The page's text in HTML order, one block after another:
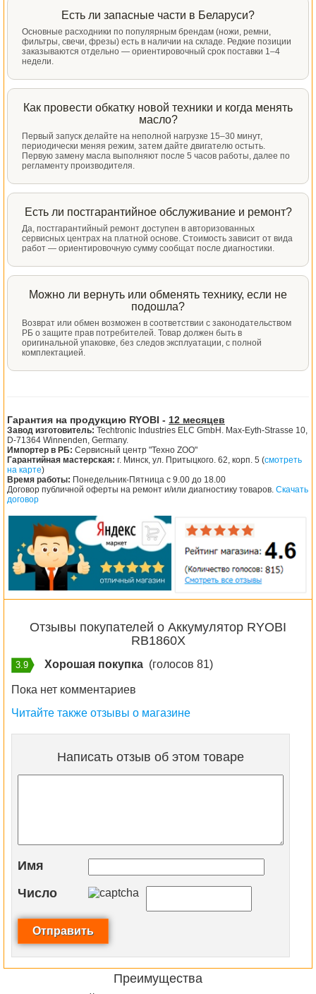
Есть ли запасные части в Беларуси?
Основные расходники по популярным брендам (ножи, ремни,
фильтры, свечи, фрезы) есть в наличии на складе. Редкие позиции
заказываются отдельно — ориентировочный срок поставки 1–4
недели.
Как провести обкатку новой техники и когда менять
масло?
Первый запуск делайте на неполной нагрузке 15–30 минут,
периодически меняя режим, затем дайте двигателю остыть.
Первую замену масла выполняют после 5 часов работы, далее по
регламенту производителя.
Есть ли постгарантийное обслуживание и ремонт?
Да, постгарантийный ремонт доступен в авторизованных
сервисных центрах на платной основе. Стоимость зависит от вида
работ — ориентировочную сумму сообщат после диагностики.
Можно ли вернуть или обменять технику, если не
подошла?
Возврат или обмен возможен в соответствии с законодательством
РБ о защите прав потребителей. Товар должен быть в
оригинальной упаковке, без следов эксплуатации, с полной
комплектацией.
Гарантия на продукцию RYOBI - 12 месяцев
Завод изготовитель: Techtronic Industries ELC GmbH. Max-Eyth-Strasse 10,
D-71364 Winnenden, Germany.
Импортер в РБ: Сервисный центр "Техно ZOO"
Гарантийная мастерская: г. Минск, ул. Притыцкого. 62, корп. 5 (смотреть
на карте)
Время работы: Понедельник-Пятница с 9.00 до 18.00
Договор публичной оферты на ремонт и/или диагностику товаров. Скачать
договор
Отзывы покупателей о Аккумулятор RYOBI
RB1860X
3.9 Хорошая покупка (голосов 81)
Пока нет комментариев
Читайте также отзывы о магазине
Написать отзыв об этом товаре
Имя
Число
Преимущества